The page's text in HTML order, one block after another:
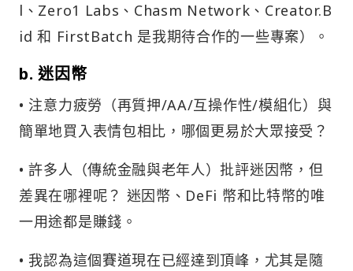
l、Zero1 Labs、Chasm Network、Creator.B
id 和 FirstBatch 是我期待合作的一些專案）。
b. 迷因幣
• 注意力疲勞（再質押/AA/互操作性/模組化）與
簡單地買入表情包相比，哪個更易於大眾接受？
• 許多人（傳統金融與老年人）批評迷因幣，但
差異在哪裡呢？ 迷因幣、DeFi 幣和比特幣的唯
一用途都是賺錢。
• 我認為這個賽道現在已經達到頂峰，尤其是隨